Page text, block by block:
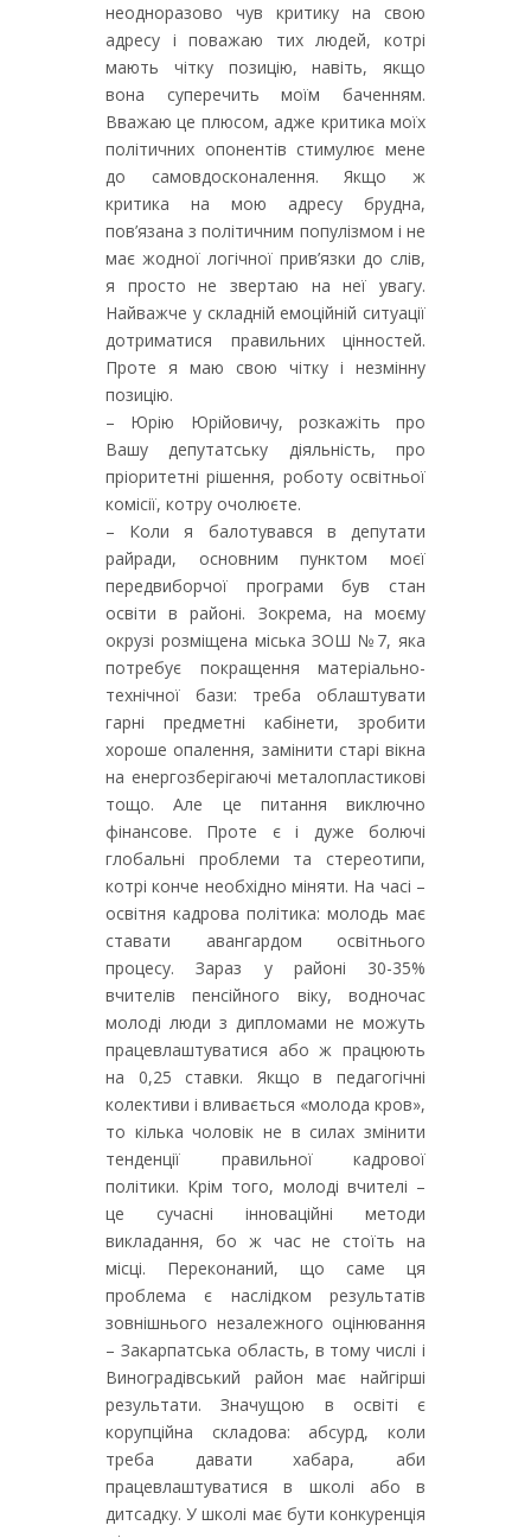
неодноразово чув критику на свою
адресу і поважаю тих людей, котрі
мають чітку позицію, навіть, якщо
вона суперечить моїм баченням.
Вважаю це плюсом, адже критика моїх
політичних опонентів стимулює мене
до самовдосконалення. Якщо ж
критика на мою адресу брудна,
пов’язана з політичним популізмом і не
має жодної логічної прив’язки до слів,
я просто не звертаю на неї увагу.
Найважче у складній емоційній ситуації
дотриматися правильних цінностей.
Проте я маю свою чітку і незмінну
позицію.
– Юрію Юрійовичу, розкажіть про
Вашу депутатську діяльність, про
пріоритетні рішення, роботу освітньої
комісії, котру очолюєте.
– Коли я балотувався в депутати
райради, основним пунктом моєї
передвиборчої програми був стан
освіти в районі. Зокрема, на моєму
окрузі розміщена міська ЗОШ №7, яка
потребує покращення матеріально-
технічної бази: треба облаштувати
гарні предметні кабінети, зробити
хороше опалення, замінити старі вікна
на енергозберігаючі металопластикові
тощо. Але це питання виключно
фінансове. Проте є і дуже болючі
глобальні проблеми та стереотипи,
котрі конче необхідно міняти. На часі –
освітня кадрова політика: молодь має
ставати авангардом освітнього
процесу. Зараз у районі 30-35%
вчителів пенсійного віку, водночас
молоді люди з дипломами не можуть
працевлаштуватися або ж працюють
на 0,25 ставки. Якщо в педагогічні
колективи і вливається «молода кров»,
то кілька чоловік не в силах змінити
тенденції правильної кадрової
політики. Крім того, молоді вчителі –
це сучасні інноваційні методи
викладання, бо ж час не стоїть на
місці. Переконаний, що саме ця
проблема є наслідком результатів
зовнішнього незалежного оцінювання
– Закарпатська область, в тому числі і
Виноградівський район має найгірші
результати. Значущою в освіті є
корупційна складова: абсурд, коли
треба давати хабара, аби
працевлаштуватися в школі або в
дитсадку. У школі має бути конкуренція